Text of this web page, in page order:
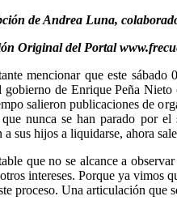
de Andrea Luna,
Original del Portal
mencionar que este
gobierno de Enrique Peña
salieron publicaciones de
nunca se han parado por
a sus hijos a liquidarse, ahora
que no se alcance a
intereses. Porque ya vimos
proceso. Una articulación que